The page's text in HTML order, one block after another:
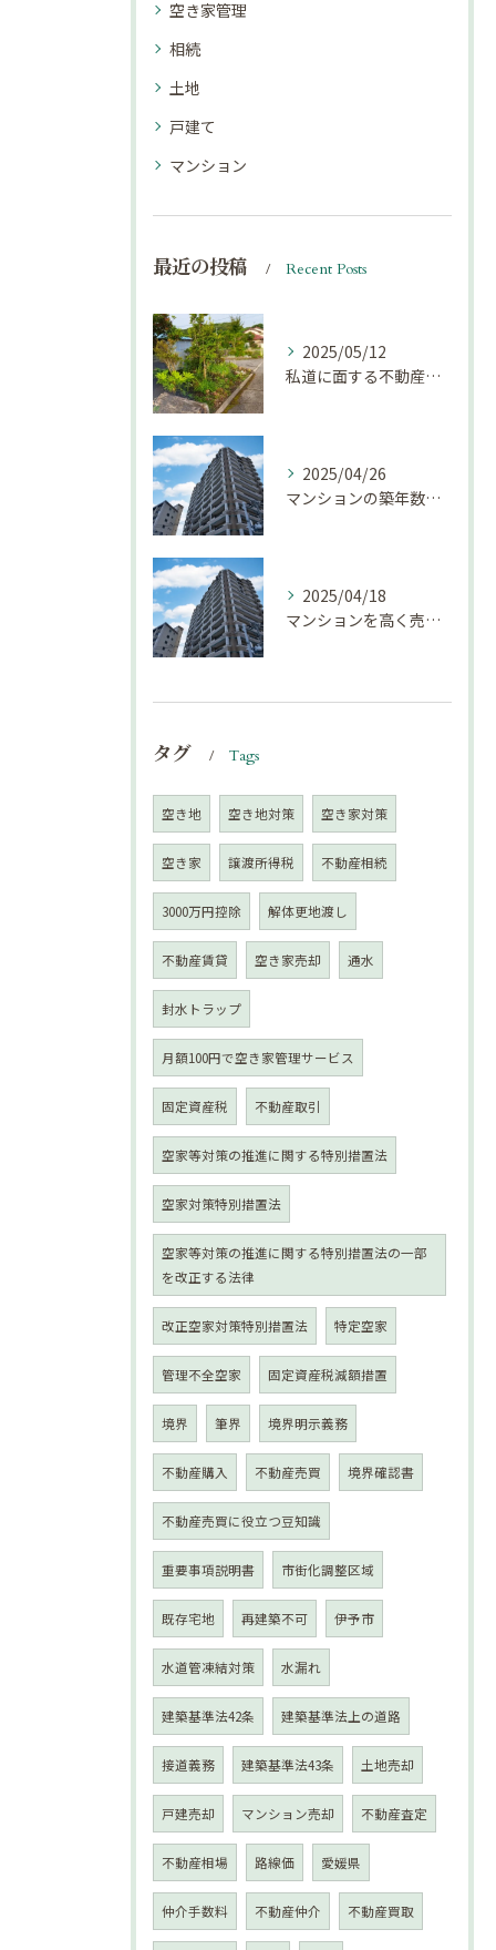
空き家管理
相続
土地
戸建て
マンション
最近の投稿 Recent Posts
2025/05/12
私道に面する不動産は売却しにくい？｜不動産売却豆知識（第69回）
2025/04/26
マンションの築年数による資産価値の変化とは｜不動産売却豆知識（第68回）
2025/04/18
マンションを高く売却するための注意点！
タグ Tags
空き地 空き地対策 空き家対策
空き家 譲渡所得税 不動産相続
3000万円控除 解体更地渡し
不動産賃貸 空き家売却 通水
封水トラップ
月額100円で空き家管理サービス
固定資産税 不動産取引
空家等対策の推進に関する特別措置法
空家対策特別措置法
空家等対策の推進に関する特別措置法の一部
を改正する法律
改正空家対策特別措置法 特定空家
管理不全空家 固定資産税減額措置
境界 筆界 境界明示義務
不動産購入 不動産売買 境界確認書
不動産売買に役立つ豆知識
重要事項説明書 市街化調整区域
既存宅地 再建築不可 伊予市
水道管凍結対策 水漏れ
建築基準法42条 建築基準法上の道路
接道義務 建築基準法43条 土地売却
戸建売却 マンション売却 不動産査定
不動産相場 路線価 愛媛県
仲介手数料 不動産仲介 不動産買取